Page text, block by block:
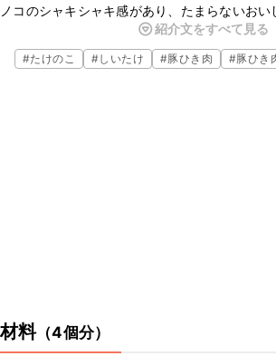
ノコのシャキシャキ感があり、たまらないおい
皮があんの味とよく合い、もう一口食べたくな
てみてくださいね。
紹介文をすべて見る
#たけのこ #しいたけ #豚ひき肉 #豚ひき
材料（4個分）